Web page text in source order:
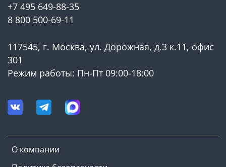
О компании
+7 495 649-88-35
8 800 500-69-11
117545, г. Москва, ул. Дорожная, д.3 к.11, офис
301
Режим работы: Пн-Пт 09:00-18:00